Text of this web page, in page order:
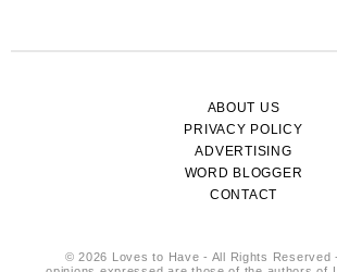
ABOUT US
PRIVACY POLICY
ADVERTISING
WORD BLOGGER
CONTACT
© 2026 Loves to Have - All Rights Reserved